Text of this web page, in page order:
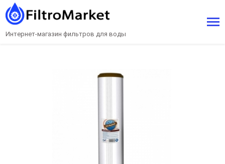
Интернет-магазин фильтров для воды